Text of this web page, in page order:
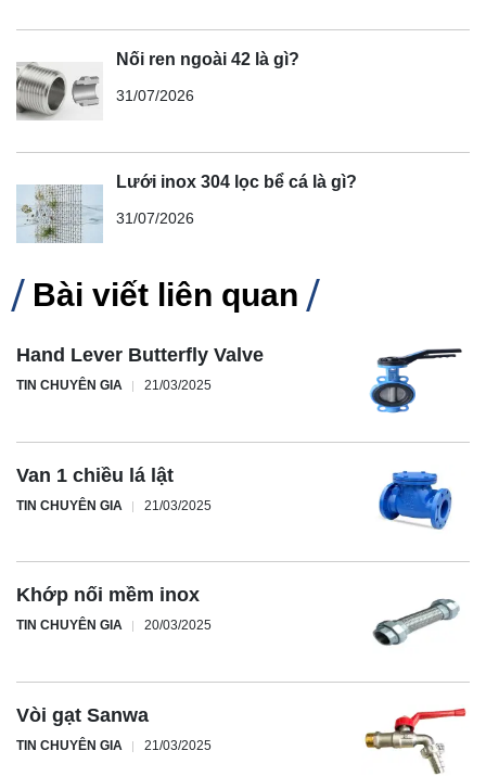
Nối ren ngoài 42 là gì?
31/07/2026
Lưới inox 304 lọc bể cá là gì?
31/07/2026
Bài viết liên quan
Hand Lever Butterfly Valve
TIN CHUYÊN GIA 21/03/2025
Van 1 chiều lá lật
TIN CHUYÊN GIA 21/03/2025
Khớp nối mềm inox
TIN CHUYÊN GIA 20/03/2025
Vòi gạt Sanwa
TIN CHUYÊN GIA 21/03/2025